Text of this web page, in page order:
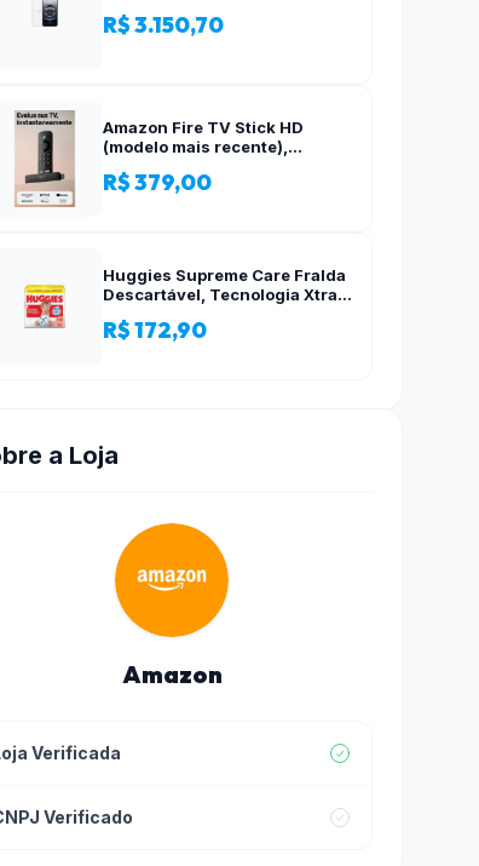
R$ 3.150,70
Amazon Fire TV Stick HD
(modelo mais recente),
Alexa, alimentado pela TV, com
R$ 379,00
Huggies Supreme Care Fralda
Descartável, Tecnologia Xtra-
Proteção, XG, 140 Unidades
R$ 172,90
a Loja
Amazon
Verificada
Verificado